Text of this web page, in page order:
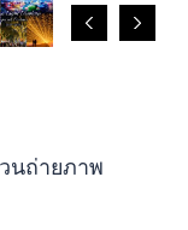
นถ่ายภาพ